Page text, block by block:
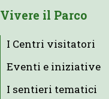
Vivere il Parco
I Centri visitatori
Eventi e iniziative
I sentieri tematici